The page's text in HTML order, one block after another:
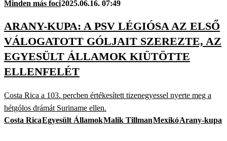
Minden más foci2025.06.16. 07:49
ARANY-KUPA: A PSV LÉGIÓSA AZ ELSŐ
VÁLOGATOTT GÓLJAIT SZEREZTE, AZ
EGYESÜLT ÁLLAMOK KIÜTÖTTE
ELLENFELÉT
Costa Rica a 103. percben értékesített tizenegyessel nyerte meg a
hétgólos drámát Suriname ellen.
Costa RicaEgyesült ÁllamokMalik TillmanMexikóArany-kupa